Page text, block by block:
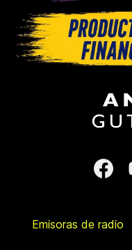
Emisoras de radio